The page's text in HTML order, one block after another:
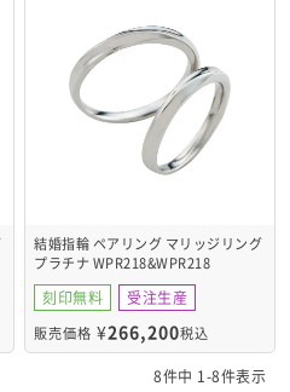
結婚指輪 ペアリング マリッジリング
プラチナ WPR218&WPR218
刻印無料 受注生産
販売価格 ¥266,200税込
8件中 1 -8件表示